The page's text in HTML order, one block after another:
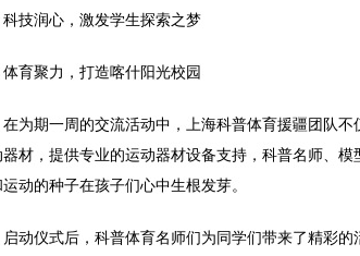
科技润心，激发学生探索之梦
体育聚力，打造喀什阳光校园
在为期一周的交流活动中，上海科普体育援疆团队
器材，提供专业的运动器材设备支持，科普名师、
动的种子在孩子们心中生根发芽。
启动仪式后，科普体育名师们为同学们带来了精彩的